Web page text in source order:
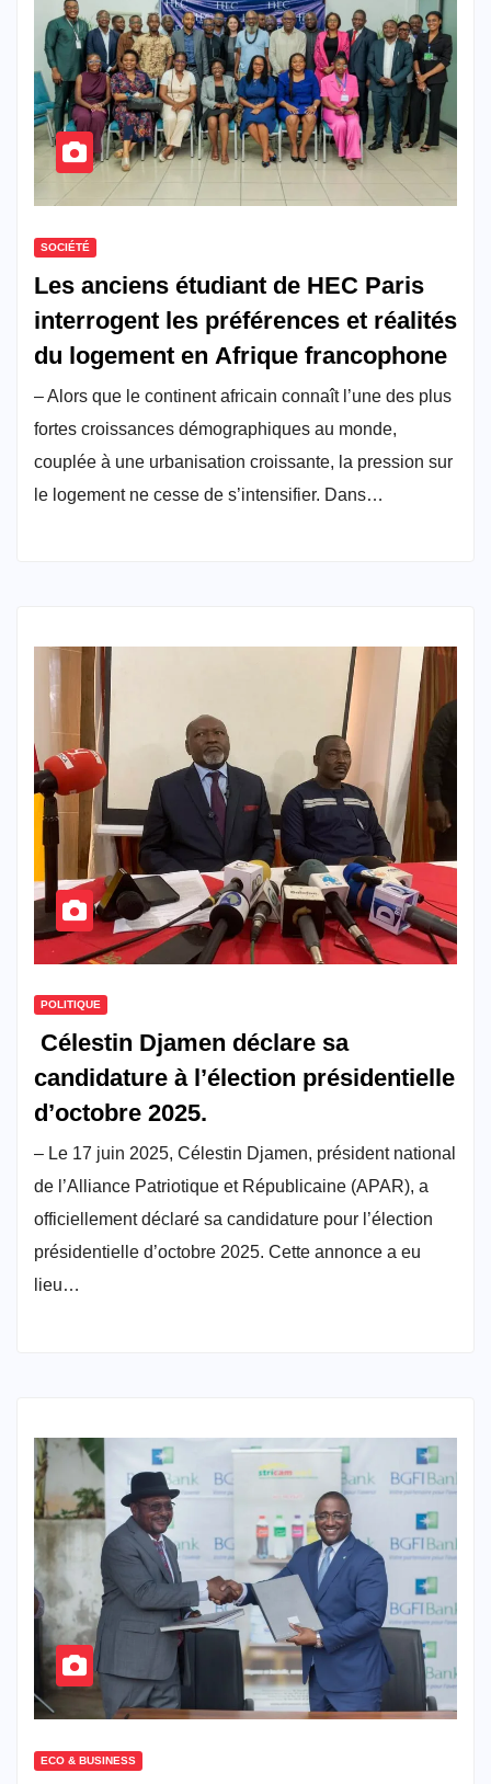
SOCIÉTÉ
Les anciens étudiant de HEC Paris
interrogent les préférences et réalités
du logement en Afrique francophone
– Alors que le continent africain connaît l’une des plus
fortes croissances démographiques au monde,
couplée à une urbanisation croissante, la pression sur
le logement ne cesse de s’intensifier. Dans…
POLITIQUE
Célestin Djamen déclare sa
candidature à l’élection présidentielle
d’octobre 2025.
– Le 17 juin 2025, Célestin Djamen, président national
de l’Alliance Patriotique et Républicaine (APAR), a
officiellement déclaré sa candidature pour l’élection
présidentielle d’octobre 2025. Cette annonce a eu
lieu…
ECO & BUSINESS